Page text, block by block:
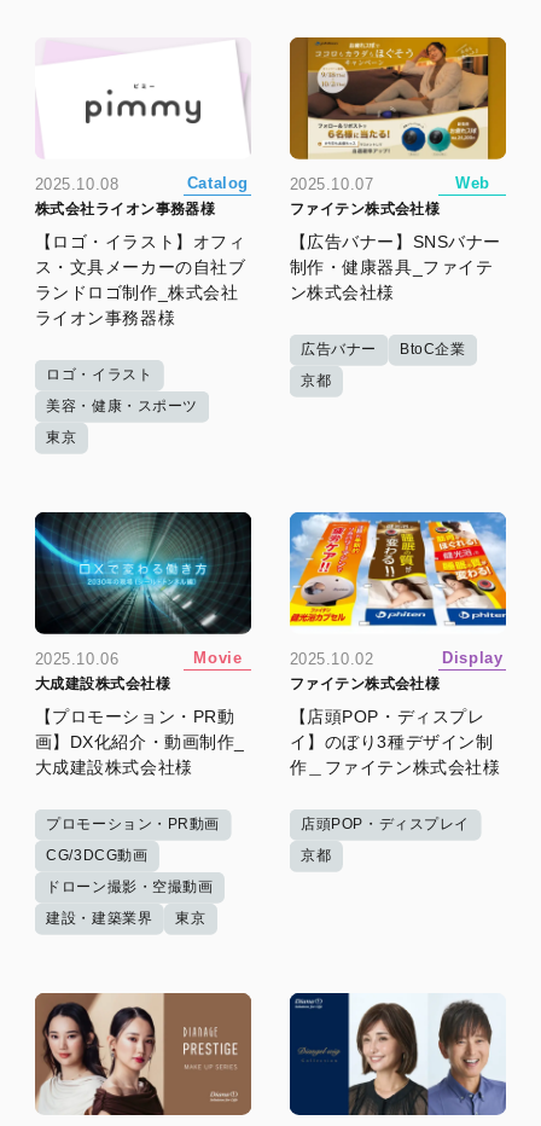
2025.10.08 Catalog
株式会社ライオン事務器様
【ロゴ・イラスト】オフィ
ス・文具メーカーの自社ブ
ランドロゴ制作_株式会社
ライオン事務器様
ロゴ・イラスト
美容・健康・スポーツ
東京
2025.10.07 Web
ファイテン株式会社様
【広告バナー】SNSバナー
制作・健康器具_ファイテ
ン株式会社様
広告バナー
BtoC企業
京都
2025.10.06 Movie
大成建設株式会社様
【プロモーション・PR動
画】DX化紹介・動画制作_
大成建設株式会社様
プロモーション・PR動画
CG/3DCG動画
ドローン撮影・空撮動画
建設・建築業界
東京
2025.10.02 Display
ファイテン株式会社様
【店頭POP・ディスプレ
イ】のぼり3種デザイン制
作＿ファイテン株式会社様
店頭POP・ディスプレイ
京都